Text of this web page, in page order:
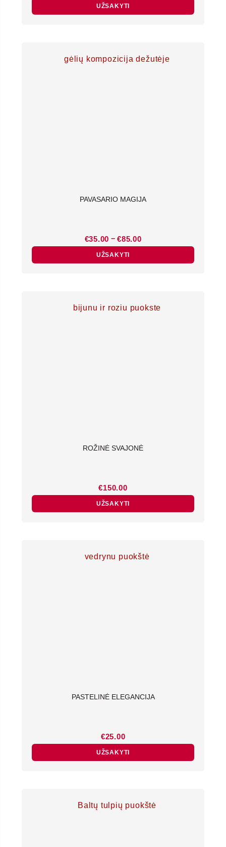
UŽSAKYTI
PAVASARIO MAGIJA
€35.00 – €85.00Price
range:
UŽSAKYTI
ROŽINĖ SVAJONĖ
€150.00
UŽSAKYTI
PASTELINĖ ELEGANCIJA
€25.00
UŽSAKYTI